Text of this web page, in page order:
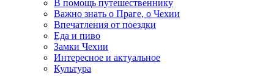
В помощь путешественнику
Важно знать о Праге, о Чехии
Впечатления от поездки
Еда и пиво
Замки Чехии
Интересное и актуальное
Культура